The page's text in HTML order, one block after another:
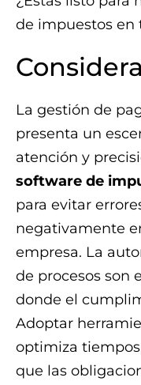
de impuestos en
La gestión de
presenta un
atención y
software de
para evitar
negativamente
empresa. La
de procesos son
donde el
Adoptar
optimiza
que las